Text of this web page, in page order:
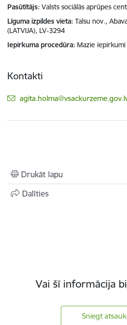
Pasūtītājs Valsts sociālās aprūpes
Līguma izpildes vieta Talsu nov.,
(LATVIJA), LV-3294
Iepirkuma procedūra Mazie iepirkumi
Kontakti
E-pasts:
Drukāt lapu
Dalīties
Vai šī informācija
Sniegt